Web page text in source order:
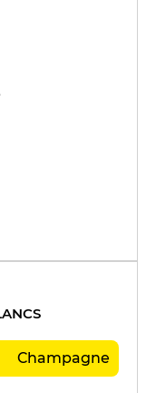
Champagne